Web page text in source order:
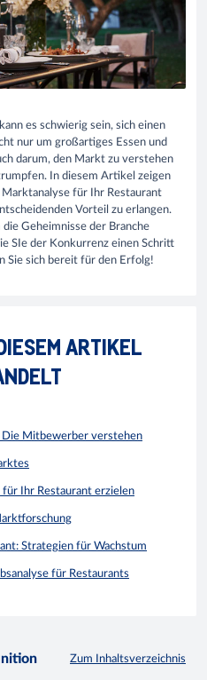
es schwierig sein, sich einen
nur um großartiges Essen und
darum, den Markt zu verstehen
In diesem Artikel zeigen
für Ihr Restaurant
Vorteil zu erlangen.
die Geheimnisse der Branche
SIe der Konkurrenz einen Schritt
Sie sich bereit für den Erfolg!
ARTIKEL
Die Mitbewerber verstehen
Ihr Restaurant erzielen
Strategien für Wachstum
für Restaurants
Zum Inhaltsverzeichnis